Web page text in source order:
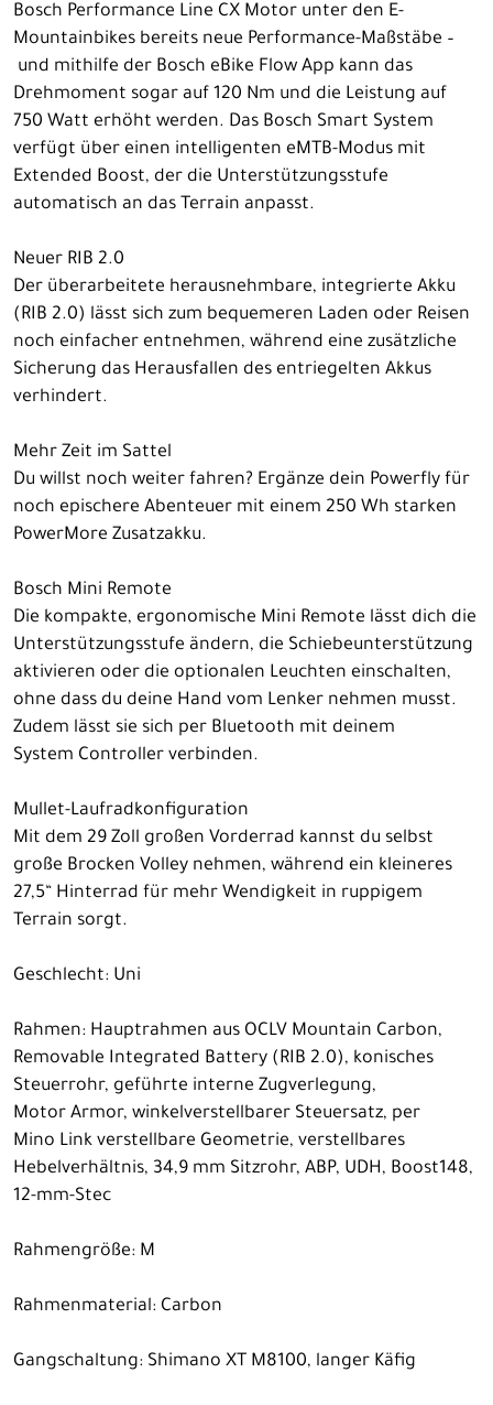
Bosch Performance Line CX Motor unter den E-
Mountainbikes bereits neue Performance-Maßstäbe –
und mithilfe der Bosch eBike Flow App kann das
Drehmoment sogar auf 120 Nm und die Leistung auf
750 Watt erhöht werden. Das Bosch Smart System
verfügt über einen intelligenten eMTB-Modus mit
Extended Boost, der die Unterstützungsstufe
automatisch an das Terrain anpasst.
Neuer RIB 2.0
Der überarbeitete herausnehmbare, integrierte Akku
(RIB 2.0) lässt sich zum bequemeren Laden oder Reisen
noch einfacher entnehmen, während eine zusätzliche
Sicherung das Herausfallen des entriegelten Akkus
verhindert.
Mehr Zeit im Sattel
Du willst noch weiter fahren? Ergänze dein Powerfly für
noch epischere Abenteuer mit einem 250 Wh starken
PowerMore Zusatzakku.
Bosch Mini Remote
Die kompakte, ergonomische Mini Remote lässt dich die
Unterstützungsstufe ändern, die Schiebeunterstützung
aktivieren oder die optionalen Leuchten einschalten,
ohne dass du deine Hand vom Lenker nehmen musst.
Zudem lässt sie sich per Bluetooth mit deinem
System Controller verbinden.
Mullet-Laufradkonfiguration
Mit dem 29 Zoll großen Vorderrad kannst du selbst
große Brocken Volley nehmen, während ein kleineres
27,5“ Hinterrad für mehr Wendigkeit in ruppigem
Terrain sorgt.
Geschlecht: Uni
Rahmen: Hauptrahmen aus OCLV Mountain Carbon,
Removable Integrated Battery (RIB 2.0), konisches
Steuerrohr, geführte interne Zugverlegung,
Motor Armor, winkelverstellbarer Steuersatz, per
Mino Link verstellbare Geometrie, verstellbares
Hebelverhältnis, 34,9 mm Sitzrohr, ABP, UDH, Boost148,
12-mm-Stec
Rahmengröße: M
Rahmenmaterial: Carbon
Gangschaltung: Shimano XT M8100, langer Käfig